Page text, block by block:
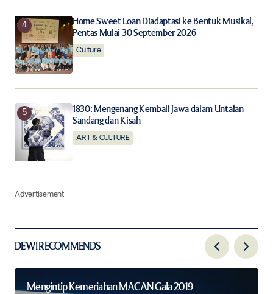
Home Sweet Loan Diadaptasi ke Bentuk Musikal,
Pentas Mulai 30 September 2026
Culture
1830: Mengenang Kembali Jawa dalam Untaian
Sandang dan Kisah
ART & CULTURE
Advertisement
DEWI RECOMMENDS
Mengintip Kemeriahan MACAN Gala 2019